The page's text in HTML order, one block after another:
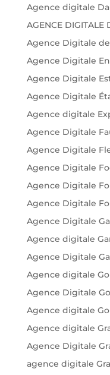
Agence digitale
AGENCE
Agence Digitale
Agence Digitale
Agence Digitale
Agence Digitale
Agence digitale
Agence Digitale
Agence Digitale
Agence Digitale
Agence Digitale
Agence Digitale
Agence Digitale
Agence digitale
Agence Digitale
Agence digitale
Agence Digitale
Agence digitale
Agence digitale
Agence Digitale
agence digitale